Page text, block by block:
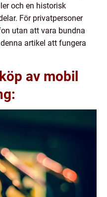
och en historisk
För privatpersoner
utan att vara bundna
artikel att fungera
av mobil